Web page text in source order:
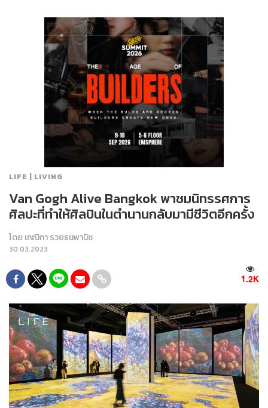
LIFE | LIVING
Van Gogh Alive Bangkok พาชมนิทรรศการ
ศิลปะที่ทำให้ศิลปินในตำนานกลับมามีชีวิตอีกครั้ง
โดย เกณิกา รวยธนพานิช
30.03.2023
1.2K